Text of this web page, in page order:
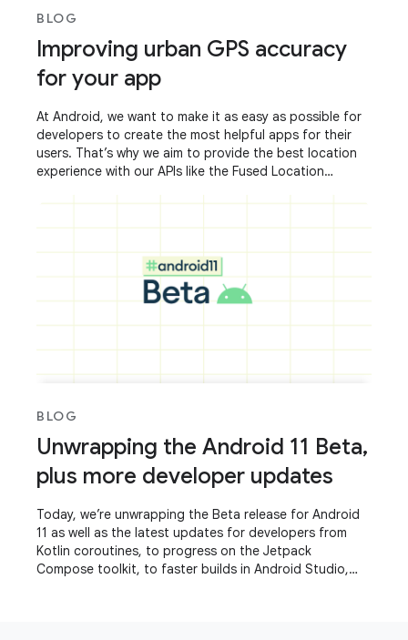
BLOG
Improving urban GPS accuracy
for your app
At Android, we want to make it as easy as possible for
developers to create the most helpful apps for their
users. That’s why we aim to provide the best location
experience with our APIs like the Fused Location
BLOG
Unwrapping the Android 11 Beta,
plus more developer updates
Today, we’re unwrapping the Beta release for Android
11 as well as the latest updates for developers from
Kotlin coroutines, to progress on the Jetpack
Compose toolkit, to faster builds in Android Studio,